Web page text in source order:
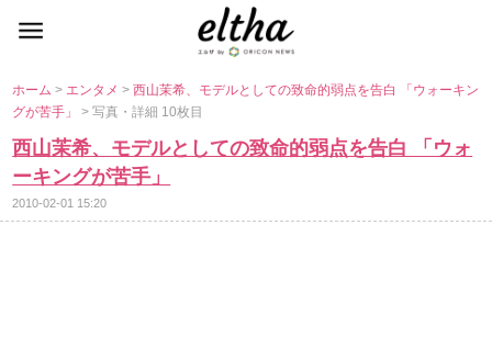
ホーム> エンタメ>西山茉希、モデルとしての致命的弱点を告白 「ウォーキン
グが苦手」> 写真・詳細 10枚目
西山茉希、モデルとしての致命的弱点を告白 「ウォ
ーキングが苦手」
2010-02-01 15:20